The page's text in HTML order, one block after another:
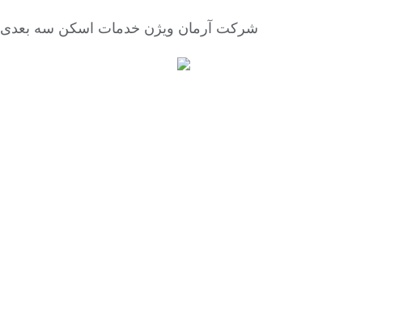
شرکت آرمان ویژن خدمات اسکن سه بعدی